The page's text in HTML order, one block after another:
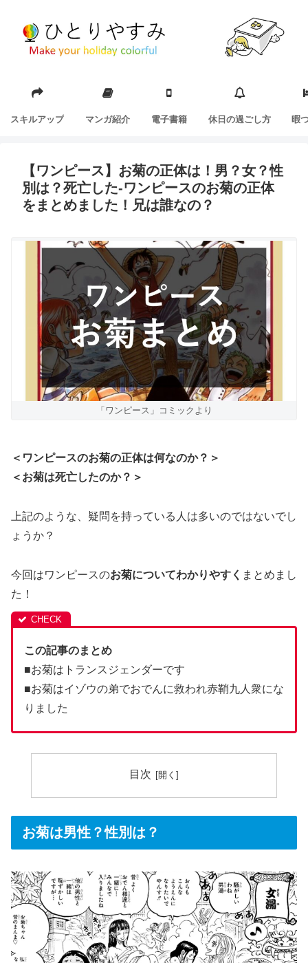
スキルアップ マンガ紹介 電子書籍 休日の過ごし方 暇
【ワンピース】お菊の正体は！男？女？性
別は？死亡した-ワンピースのお菊の正体
をまとめました！兄は誰なの？
「ワンピース」コミックより
＜ワンピースのお菊の正体は何なのか？＞
＜お菊は死亡したのか？＞
上記のような、疑問を持っている人は多いのではないでし
ょうか？
今回はワンピースのお菊についてわかりやすく まとめまし
た！
この記事のまとめ
■お菊はトランスジェンダーです
■お菊はイゾウの弟でおでんに救われ赤鞘九人衆にな
りました
目次
お菊は男性？性別は？